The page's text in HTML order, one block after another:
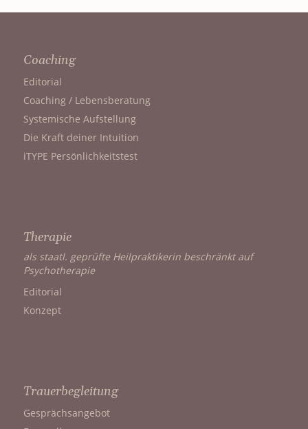
Coaching
Editorial
Coaching / Lebensberatung
Systemische Aufstellung
Die Kraft deiner Intuition
iTYPE Persönlichkeitstest
Therapie
als staatl. geprüfte Heilpraktikerin beschränkt auf
Psychotherapie
Editorial
Konzept
Trauerbegleitung
Gesprächsangebot